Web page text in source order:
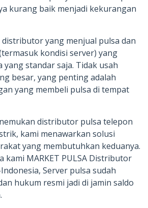
kurang baik menjadi kekurangan
yang menjual pulsa dan
kondisi server) yang
yang standar saja. Tidak usah
besar, yang penting adalah
yang membeli pulsa di tempat
distributor pulsa telepon
kami menawarkan solusi
yang membutuhkan keduanya.
kami MARKET PULSA Distributor
Server pulsa sudah
hukum resmi jadi di jamin saldo